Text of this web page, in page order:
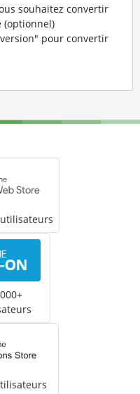
souhaitez convertir
(optionnel)
pour convertir